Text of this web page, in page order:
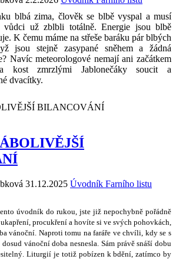
blbá zima, člověk se blbě vyspal a musí
vůdci už zblbli totálně. Energie jsou blbě
K čemu máme na střeše baráku pár blbých
jsou stejně zasypané sněhem a žádná
Navíc meteorologové nemají ani začátkem
kost zmrzlými Jablonečáky soucit a
dvacítky.
31.12.2025 Úvodník Farního listu
úvodník do rukou, jste již nepochybně pořádně
ření, procukření a hovíte si ve svých pohovkách,
vánoční. Naproti tomu na faráře ve chvíli, kdy se s
dosud vánoční doba nesnesla. Sám právěsnáší dobu
ý . Liturgií je totiž pobízen k bdění, zatímco by